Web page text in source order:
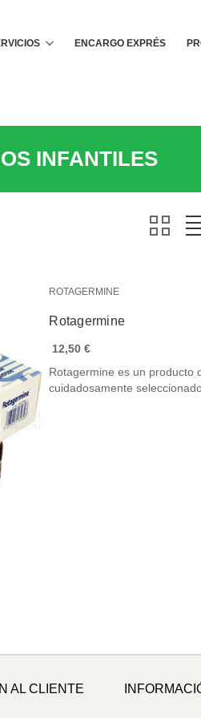
ENCARGO EXPRÉS
INFANTILES
ROTAGERMINE
Rotagermine
12,50 €
Rotagermine es un producto
cuidadosamente
AL CLIENTE